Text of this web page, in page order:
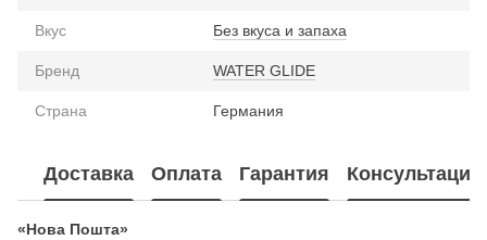
Вкус Без вкуса и запаха
Бренд WATER GLIDE
Страна Германия
Доставка Оплата Гарантия Консультация
«Нова Пошта»